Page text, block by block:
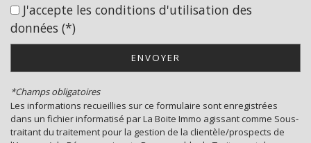
École maternelle
École primaire
Enseignement supérieur
Lycée
Bibliothèque
J'accepte les conditions d'utilisation des
données (*)
ENVOYER
*Champs obligatoires
Les informations recueillies sur ce formulaire sont enregistrées
dans un fichier informatisé par La Boite Immo agissant comme Sous-
traitant du traitement pour la gestion de la clientèle/prospects de